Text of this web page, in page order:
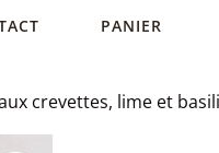
PANIER
crevettes, lime et